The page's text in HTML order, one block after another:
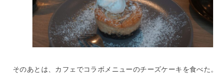
そのあとは、カフェでコラボメニューのチーズケーキを食べた。